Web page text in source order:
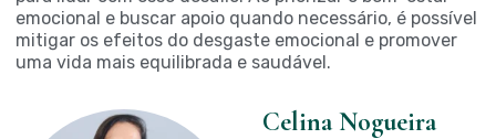
emocional e buscar apoio quando necessário, é possível
mitigar os efeitos do desgaste emocional e promover
uma vida mais equilibrada e saudável.
Celina Nogueira